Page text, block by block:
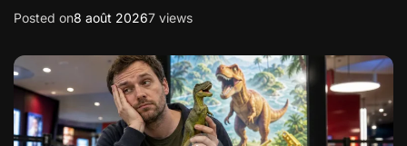
Posted on8 août 20267 views